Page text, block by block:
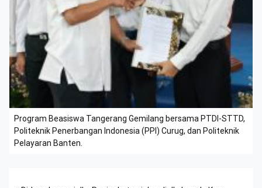
Program Beasiswa Tangerang Gemilang bersama PTDI-STTD,
Politeknik Penerbangan Indonesia (PPI) Curug, dan Politeknik
Pelayaran Banten.